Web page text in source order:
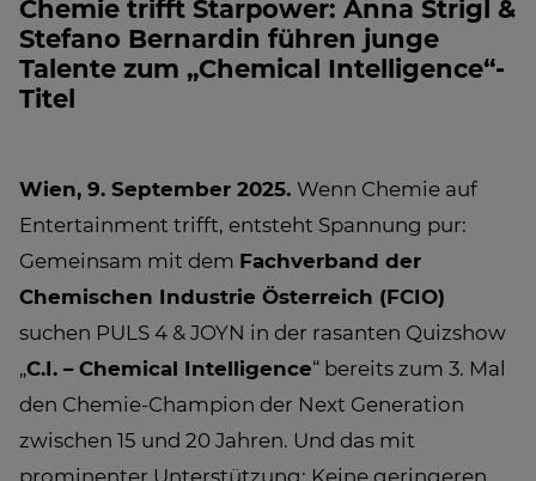
Chemie trifft Starpower: Anna Strigl &
Stefano Bernardin führen junge
Talente zum „Chemical Intelligence“-
Titel
Wien, 9. September 2025. Wenn Chemie auf
Entertainment trifft, entsteht Spannung pur:
Gemeinsam mit dem Fachverband der
Chemischen Industrie Österreich (FCIO)
suchen PULS 4 & JOYN in der rasanten Quizshow
„C.I. – Chemical Intelligence“ bereits zum 3. Mal
den Chemie-Champion der Next Generation
zwischen 15 und 20 Jahren. Und das mit
prominenter Unterstützung: Keine geringeren